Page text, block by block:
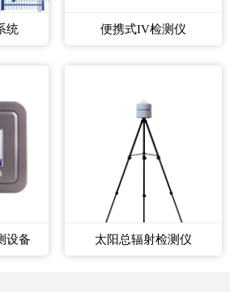
统 便携式IV检测仪
设备 太阳总辐射检测仪